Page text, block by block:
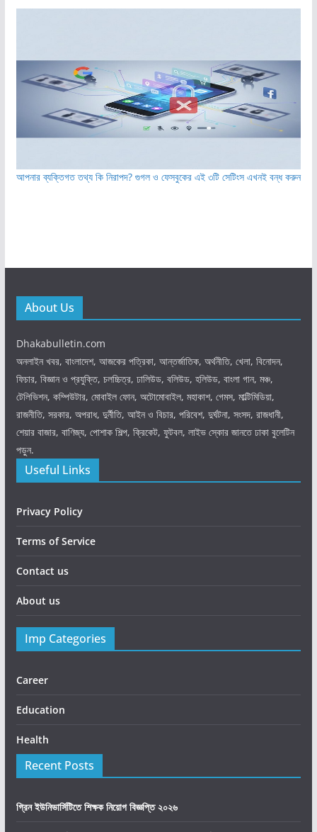
আপনার ব্যক্তিগত তথ্য কি নিরাপদ? গুগল ও ফেসবুকের এই ৩টি সেটিংস এখনই বন্ধ করুন
About Us
Dhakabulletin.com
অনলাইন খবর, বাংলাদেশ, আজকের পত্রিকা, আন্তর্জাতিক, অর্থনীতি, খেলা, বিনোদন,
ফিচার, বিজ্ঞান ও প্রযুক্তি, চলচ্চিত্র, ঢালিউড, বলিউড, হলিউড, বাংলা গান, মঞ্চ,
টেলিভিশন, কম্পিউটার, মোবাইল ফোন, অটোমোবাইল, মহাকাশ, গেমস, মাল্টিমিডিয়া,
রাজনীতি, সরকার, অপরাধ, দুর্নীতি, আইন ও বিচার, পরিবেশ, দুর্ঘটনা, সংসদ, রাজধানী,
শেয়ার বাজার, বাণিজ্য, পোশাক শিল্প, ক্রিকেট, ফুটবল, লাইভ স্কোর জানতে ঢাকা বুলেটিন
পড়ুন.
Useful Links
Privacy Policy
Terms of Service
Contact us
About us
Imp Categories
Career
Education
Health
Recent Posts
গ্রিন ইউনিভার্সিটিতে শিক্ষক নিয়োগ বিজ্ঞপ্তি ২০২৬